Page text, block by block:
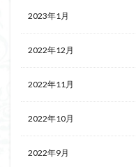
2023年1月
2022年12月
2022年11月
2022年10月
2022年9月